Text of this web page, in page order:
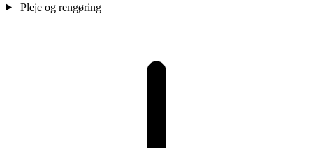
Pleje og rengøring